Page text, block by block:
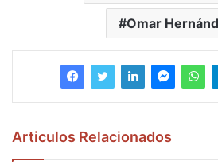
Omar
Articulos Relacionados